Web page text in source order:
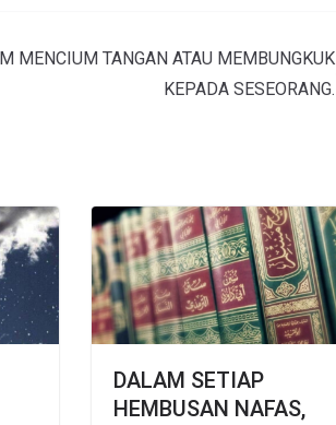
MENCIUM TANGAN ATAU MEMBUNGKUK
KEPADA SESEORANG.
DALAM SETIAP
HEMBUSAN NAFAS,